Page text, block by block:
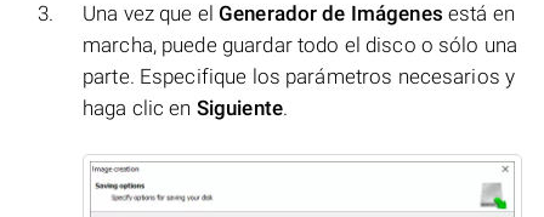
Una vez que el Generador de Imágenes está en
marcha, puede guardar todo el disco o sólo una
parte. Especifique los parámetros necesarios y
haga clic en Siguiente.